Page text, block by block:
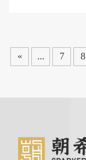
« ... 7 8